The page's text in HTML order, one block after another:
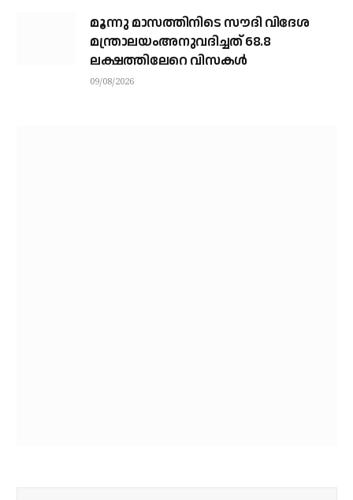
മൂന്നു മാസത്തിനിടെ സൗദി വിദേശ
മന്ത്രാലയംഅനുവദിച്ചത് 68.8
ലക്ഷത്തിലേറെ വിസകള്‍
09/08/2026